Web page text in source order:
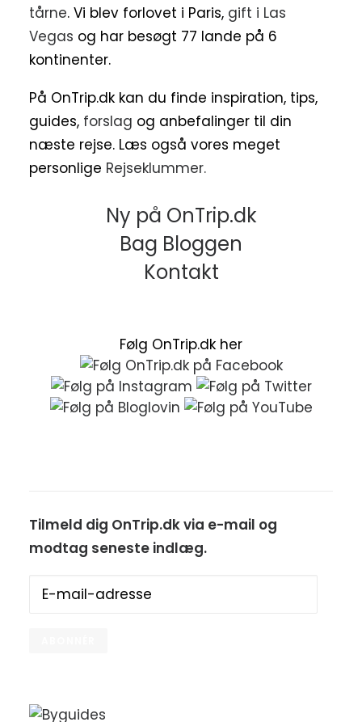
tårne. Vi blev forlovet i Paris, gift i Las
Vegas og har besøgt 77 lande på 6
kontinenter.
På OnTrip.dk kan du finde inspiration, tips,
guides, forslag og anbefalinger til din
næste rejse. Læs også vores meget
personlige Rejseklummer.
Ny på OnTrip.dk
Bag Bloggen
Kontakt
Følg OnTrip.dk her
Tilmeld dig OnTrip.dk via e-mail og
modtag seneste indlæg.